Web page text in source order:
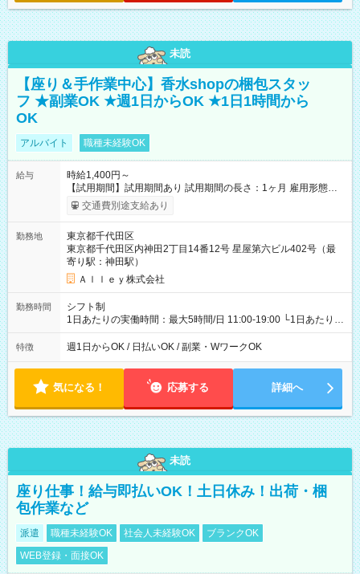
未読
【座り＆手作業中心】香水shopの梱包スタッ
フ ★副業OK ★週1日からOK ★1日1時間から
OK
アルバイト 職種未経験OK
給与
時給1,400円～
【試用期間】試用期間あり 試用期間の長さ：1ヶ月 雇用形態、
給与は本採用時と同じです。
交通費別途支給あり
勤務地
東京都千代田区
東京都千代田区内神田2丁目14番12号 星屋第六ビル402号（最
寄り駅：神田駅）
Ａｌｌｅｙ株式会社
勤務時間
シフト制
1日あたりの実働時間：最大5時間/日 11:00-19:00 └1日あたりの
実働時間：1-5時間 └上記の時間帯内であれば、いつでも勤務可
能！ └平日・土曜日の中で、お好きな曜日でご勤務いただけま
18:00 などのように、自由な働き方が可能なお仕事です！
特徴 週1日からOK / 日払いOK / 副業・WワークOK
気になる！ 応募する 詳細へ
未読
座り仕事！給与即払いOK！土日休み！出荷・梱
包作業など
派遣 職種未経験OK 社会人未経験OK
ブランクOK
WEB登録・面接OK